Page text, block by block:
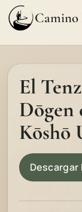
Camino
El
Dōgen
Kōshō
Descargar